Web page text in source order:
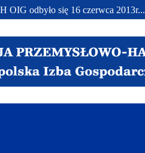
OIG odbyło się 16 czerwca 2013r...
przedsiębiorców...